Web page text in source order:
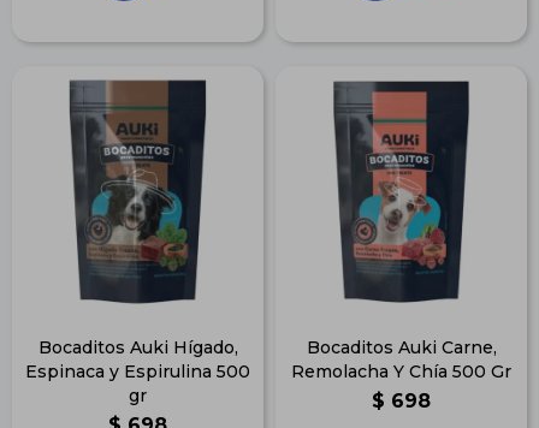
Bocaditos Auki Hígado,
Espinaca y Espirulina 500
gr
Bocaditos Auki Carne,
Remolacha Y Chía 500 Gr
$ 698